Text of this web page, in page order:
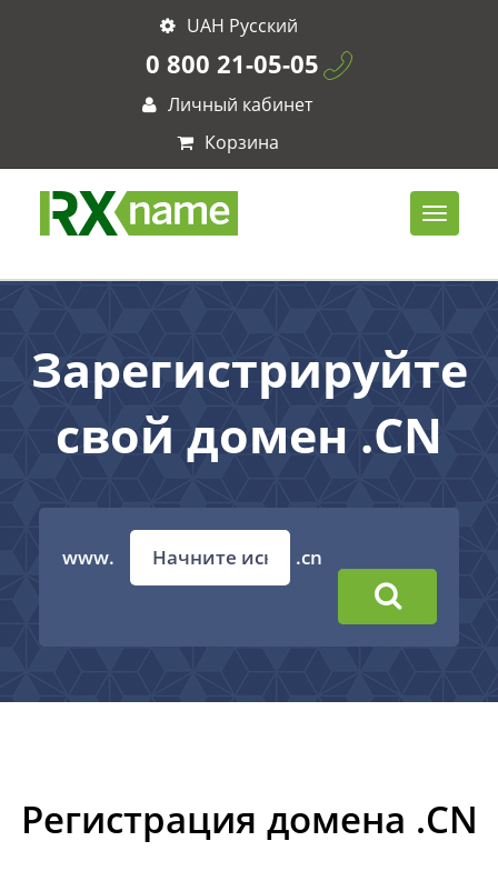
UAH Русский
0 800 21-05-05
Личный кабинет
Корзина
Зарегистрируйте
свой домен .CN
www. .cn
Регистрация домена .CN